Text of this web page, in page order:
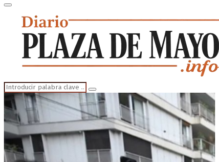
Primary
Menu
Search
for:
Search